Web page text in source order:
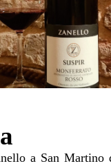
a San Martino
in linea diretta è